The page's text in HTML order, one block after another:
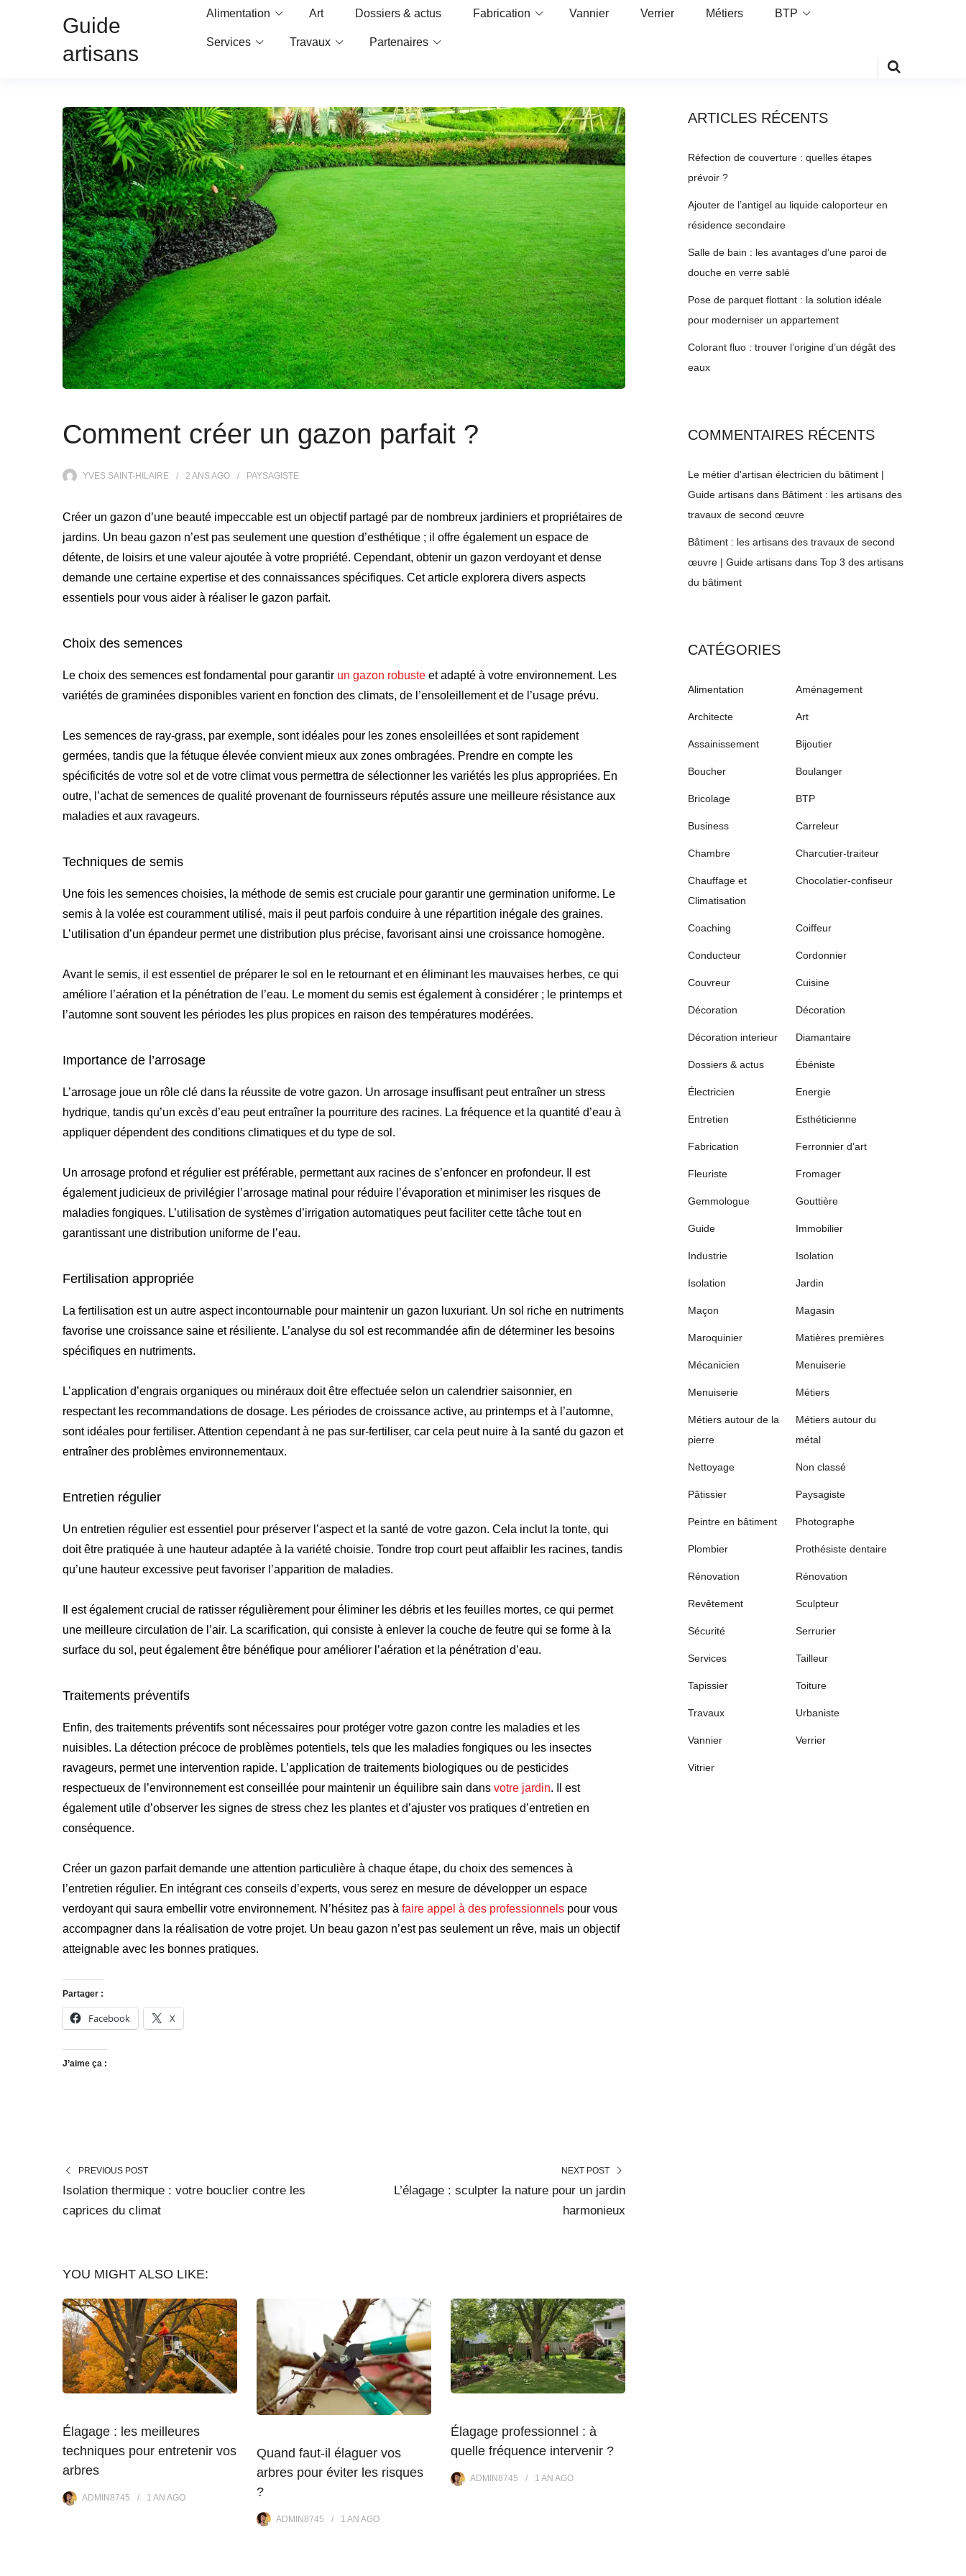
Guide
artisans
Alimentation Art Dossiers & actus Fabrication Vannier Verrier Métiers BTP
Services Travaux Partenaires
Comment créer un gazon parfait ?
YVES SAINT-HILAIRE 2 ANSAGO PAYSAGISTE
Créer un gazon d’une beauté impeccable est un objectif partagé par de nombreux jardiniers et propriétaires de
jardins. Un beau gazon n’est pas seulement une question d’esthétique ; il offre également un espace de
détente, de loisirs et une valeur ajoutée à votre propriété. Cependant, obtenir un gazon verdoyant et dense
demande une certaine expertise et des connaissances spécifiques. Cet article explorera divers aspects
essentiels pour vous aider à réaliser le gazon parfait.
Choix des semences
Le choix des semences est fondamental pour garantir un gazon robuste et adapté à votre environnement. Les
variétés de graminées disponibles varient en fonction des climats, de l’ensoleillement et de l’usage prévu.
Les semences de ray-grass, par exemple, sont idéales pour les zones ensoleillées et sont rapidement
germées, tandis que la fétuque élevée convient mieux aux zones ombragées. Prendre en compte les
spécificités de votre sol et de votre climat vous permettra de sélectionner les variétés les plus appropriées. En
outre, l’achat de semences de qualité provenant de fournisseurs réputés assure une meilleure résistance aux
maladies et aux ravageurs.
Techniques de semis
Une fois les semences choisies, la méthode de semis est cruciale pour garantir une germination uniforme. Le
semis à la volée est couramment utilisé, mais il peut parfois conduire à une répartition inégale des graines.
L’utilisation d’un épandeur permet une distribution plus précise, favorisant ainsi une croissance homogène.
Avant le semis, il est essentiel de préparer le sol en le retournant et en éliminant les mauvaises herbes, ce qui
améliore l’aération et la pénétration de l’eau. Le moment du semis est également à considérer ; le printemps et
l’automne sont souvent les périodes les plus propices en raison des températures modérées.
Importance de l’arrosage
L’arrosage joue un rôle clé dans la réussite de votre gazon. Un arrosage insuffisant peut entraîner un stress
hydrique, tandis qu’un excès d’eau peut entraîner la pourriture des racines. La fréquence et la quantité d’eau à
appliquer dépendent des conditions climatiques et du type de sol.
Un arrosage profond et régulier est préférable, permettant aux racines de s’enfoncer en profondeur. Il est
également judicieux de privilégier l’arrosage matinal pour réduire l’évaporation et minimiser les risques de
maladies fongiques. L’utilisation de systèmes d’irrigation automatiques peut faciliter cette tâche tout en
garantissant une distribution uniforme de l’eau.
Fertilisation appropriée
La fertilisation est un autre aspect incontournable pour maintenir un gazon luxuriant. Un sol riche en nutriments
favorise une croissance saine et résiliente. L’analyse du sol est recommandée afin de déterminer les besoins
spécifiques en nutriments.
L’application d’engrais organiques ou minéraux doit être effectuée selon un calendrier saisonnier, en
respectant les recommandations de dosage. Les périodes de croissance active, au printemps et à l’automne,
sont idéales pour fertiliser. Attention cependant à ne pas sur-fertiliser, car cela peut nuire à la santé du gazon et
entraîner des problèmes environnementaux.
Entretien régulier
Un entretien régulier est essentiel pour préserver l’aspect et la santé de votre gazon. Cela inclut la tonte, qui
doit être pratiquée à une hauteur adaptée à la variété choisie. Tondre trop court peut affaiblir les racines, tandis
qu’une hauteur excessive peut favoriser l’apparition de maladies.
Il est également crucial de ratisser régulièrement pour éliminer les débris et les feuilles mortes, ce qui permet
une meilleure circulation de l’air. La scarification, qui consiste à enlever la couche de feutre qui se forme à la
surface du sol, peut également être bénéfique pour améliorer l’aération et la pénétration d’eau.
Traitements préventifs
Enfin, des traitements préventifs sont nécessaires pour protéger votre gazon contre les maladies et les
nuisibles. La détection précoce de problèmes potentiels, tels que les maladies fongiques ou les insectes
ravageurs, permet une intervention rapide. L’application de traitements biologiques ou de pesticides
respectueux de l’environnement est conseillée pour maintenir un équilibre sain dans votre jardin. Il est
également utile d’observer les signes de stress chez les plantes et d’ajuster vos pratiques d’entretien en
conséquence.
Créer un gazon parfait demande une attention particulière à chaque étape, du choix des semences à
l’entretien régulier. En intégrant ces conseils d’experts, vous serez en mesure de développer un espace
verdoyant qui saura embellir votre environnement. N’hésitez pas à faire appel à des professionnels pour vous
accompagner dans la réalisation de votre projet. Un beau gazon n’est pas seulement un rêve, mais un objectif
atteignable avec les bonnes pratiques.
Partager :
Facebook X
J’aime ça :
PREVIOUS POST
Isolation thermique : votre bouclier contre les
caprices du climat
NEXT POST
L’élagage : sculpter la nature pour un jardin
harmonieux
YOU MIGHT ALSO LIKE:
Élagage : les meilleures
techniques pour entretenir vos
arbres
ADMIN8745 1 AN AGO
Quand faut-il élaguer vos
arbres pour éviter les risques
?
ADMIN8745 1 AN AGO
Élagage professionnel : à
quelle fréquence intervenir ?
ADMIN8745 1 AN AGO
ARTICLES RÉCENTS
Réfection de couverture : quelles étapes
prévoir ?
Ajouter de l’antigel au liquide caloporteur en
résidence secondaire
Salle de bain : les avantages d’une paroi de
douche en verre sablé
Pose de parquet flottant : la solution idéale
pour moderniser un appartement
Colorant fluo : trouver l’origine d’un dégât des
eaux
COMMENTAIRES RÉCENTS
Le métier d'artisan électricien du bâtiment |
Guide artisans dans Bâtiment : les artisans des
travaux de second œuvre
Bâtiment : les artisans des travaux de second
œuvre | Guide artisans dans Top 3 des artisans
du bâtiment
CATÉGORIES
Alimentation Aménagement
Architecte Art
Assainissement Bijoutier
Boucher Boulanger
Bricolage BTP
Business Carreleur
Chambre Charcutier-traiteur
Chauffage et
Climatisation
Chocolatier-confiseur
Coaching Coiffeur
Conducteur Cordonnier
Couvreur Cuisine
Décoration Décoration
Décoration interieur Diamantaire
Dossiers & actus Ébéniste
Électricien Energie
Entretien Esthéticienne
Fabrication Ferronnier d’art
Fleuriste Fromager
Gemmologue Gouttière
Guide Immobilier
Industrie Isolation
Isolation Jardin
Maçon Magasin
Maroquinier Matières premières
Mécanicien Menuiserie
Menuiserie Métiers
Métiers autour de la
pierre
Métiers autour du
métal
Nettoyage Non classé
Pâtissier Paysagiste
Peintre en bâtiment Photographe
Plombier Prothésiste dentaire
Rénovation Rénovation
Revêtement Sculpteur
Sécurité Serrurier
Services Tailleur
Tapissier Toiture
Travaux Urbaniste
Vannier Verrier
Vitrier